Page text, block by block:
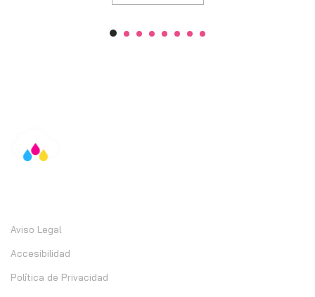
Aviso Legal
Accesibilidad
Política de Privacidad